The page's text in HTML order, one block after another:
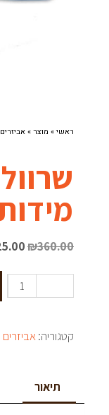
ראשי» מוצר»אביזרים
₪360.00
קטגוריה:אביזרים
תיאור